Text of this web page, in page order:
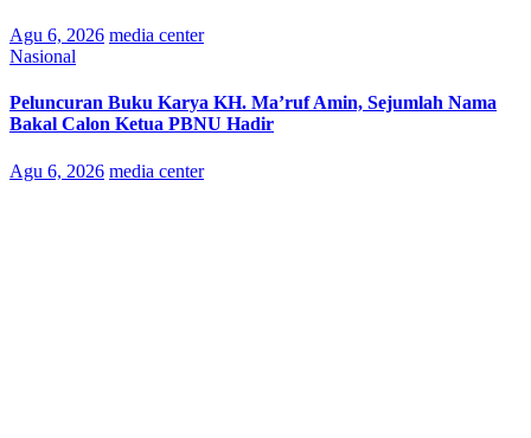
Agu 6, 2026 media center
Nasional
Peluncuran Buku Karya KH. Ma’ruf Amin, Sejumlah Nama
Bakal Calon Ketua PBNU Hadir
Agu 6, 2026 media center